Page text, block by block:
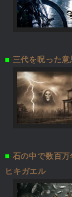
■ 三代を呪った
■ 石の中で数百
ヒキガエル